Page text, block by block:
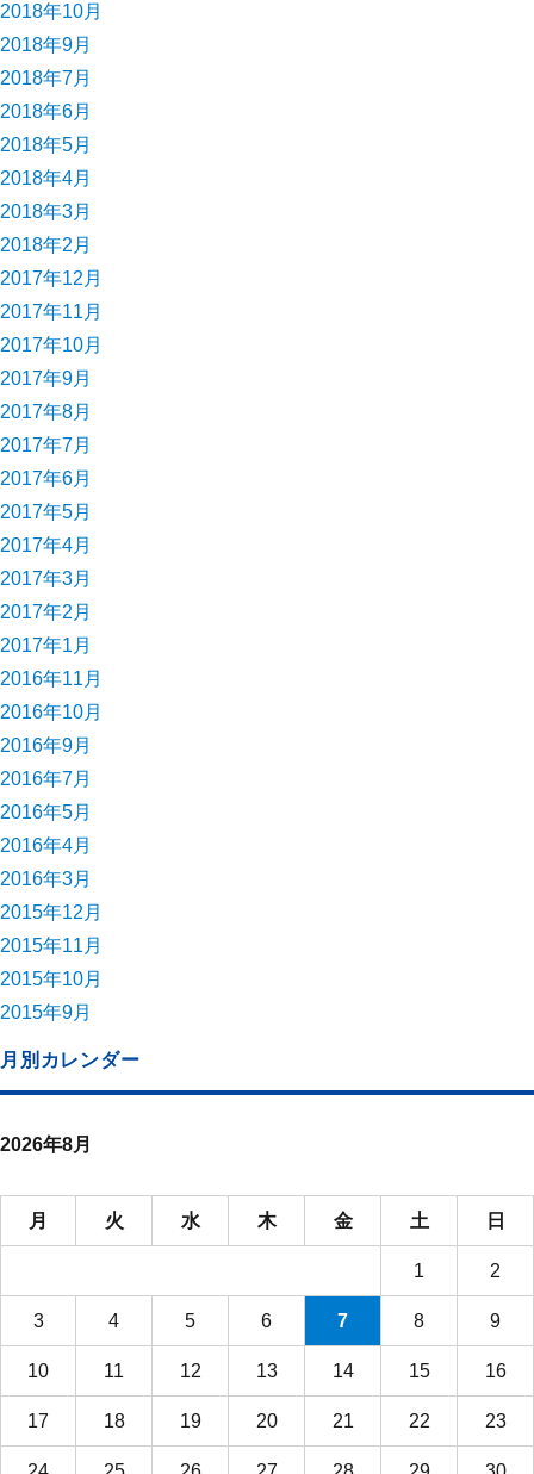
2018年10月
2018年9月
2018年7月
2018年6月
2018年5月
2018年4月
2018年3月
2018年2月
2017年12月
2017年11月
2017年10月
2017年9月
2017年8月
2017年7月
2017年6月
2017年5月
2017年4月
2017年3月
2017年2月
2017年1月
2016年11月
2016年10月
2016年9月
2016年7月
2016年5月
2016年4月
2016年3月
2015年12月
2015年11月
2015年10月
2015年9月
月別カレンダー
2026年8月
月 火 水 木 金 土 日
1 2
3 4 5 6 7 8 9
10 11 12 13 14 15 16
17 18 19 20 21 22 23